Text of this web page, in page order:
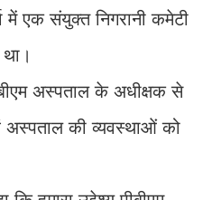
में एक संयुक्त निगरानी कमेटी
अस्पताल के अधीक्षक से
अस्पताल की व्यवस्थाओं को